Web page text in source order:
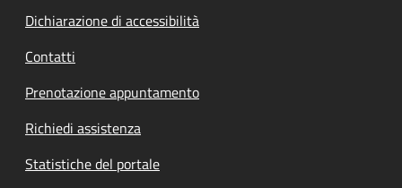
Dichiarazione di accessibilità
Contatti
Prenotazione appuntamento
Richiedi assistenza
Statistiche del portale